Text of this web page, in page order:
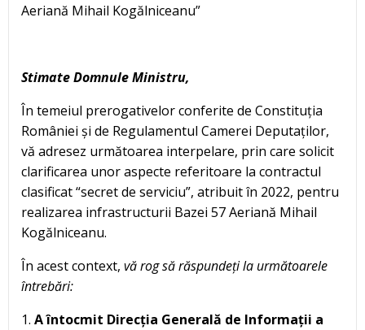
Aeriană Mihail Kogălniceanu”
Stimate Domnule Ministru,
În temeiul prerogativelor conferite de Constituția
României și de Regulamentul Camerei Deputaților,
vă adresez următoarea interpelare, prin care solicit
clarificarea unor aspecte referitoare la contractul
clasificat “secret de serviciu”, atribuit în 2022, pentru
realizarea infrastructurii Bazei 57 Aeriană Mihail
Kogălniceanu.
În acest context, vă rog să răspundeți la următoarele
întrebări:
1. A întocmit Direcția Generală de Informații a